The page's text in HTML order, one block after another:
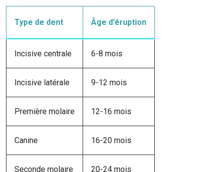
Type de dent Âge d’éruption
Incisive centrale 6-8 mois
Incisive latérale 9-12 mois
Première molaire 12-16 mois
Canine 16-20 mois
Seconde molaire 20-24 mois